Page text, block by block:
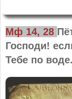
Мф 14, 28
Господи!
Тебе по воде.